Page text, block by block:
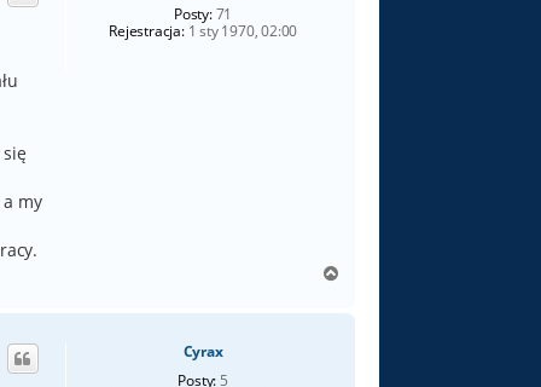
Posty:71
Rejestracja:1 sty 1970, 02:00
my
g
Cyrax
Posty: 5